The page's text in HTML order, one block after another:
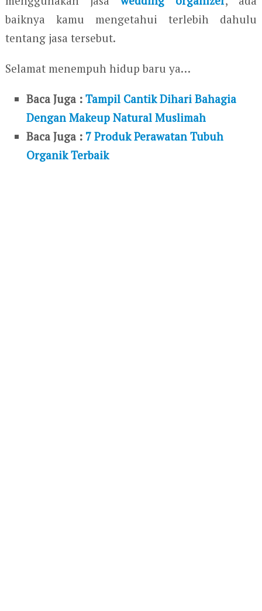
baiknya kamu mengetahui terlebih dahulu
tentang jasa tersebut.
Selamat menempuh hidup baru ya…
Baca Juga :Tampil Cantik Dihari Bahagia
Dengan Makeup Natural Muslimah
Baca Juga : 7 Produk Perawatan Tubuh
Organik Terbaik